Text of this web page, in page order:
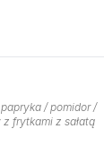
/ pomidor /
frytkami z sałatą